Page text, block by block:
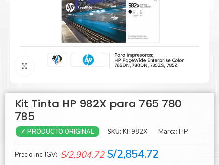
Agrandar
Kit Tinta HP 982X para 765 780
785
✓ PRODUCTO ORIGINAL SKU: KIT982X Marca: HP
Precio inc. IGV: S/2,904.72 El
S/2,854.72